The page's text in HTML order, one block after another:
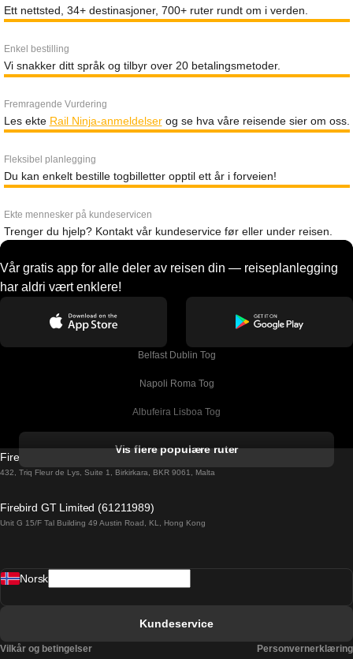
Ett nettsted, 34+ destinasjoner, 700+ ruter rundt om i verden.
Enkel bestilling
Vi snakker ditt språk og tilbyr over 20 betalingsmetoder.
Fremragende Vurdering
Les ekte Rail Ninja-anmeldelserog se hva våre reisende sier om oss.
Fleksibel planlegging
Du kan enkelt bestille togbilletter opptil ett år i forveien!
Ekte mennesker på kundeservicen
Trenger du hjelp? Kontakt vår kundeservice før eller under reisen.
Vår gratis app for alle deler av reisen din — reiseplanlegging
har aldri vært enklere!
Belfast Dublin Tog
Napoli Roma Tog
Albufeira Lisboa Tog
Barcelona Madrid Tog
Barcelona Sevilla Tog
Vis flere populære ruter
Firebird GT Limited (OC 1451)
432, Triq Fleur de Lys, Suite 1, Birkirkara, BKR 9061, Malta
Firebird GT Limited (61211989)
Unit G 15/F Tal Building 49 Austin Road, KL, Hong Kong
Norsk
Kundeservice
Vilkår og betingelser Personvernerklæring